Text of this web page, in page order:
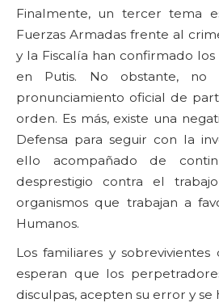
Finalmente, un tercer tema
Fuerzas Armadas frente al
y la Fiscalía han confirmado los
en Putis. No obstante, no
pronunciamiento oficial de
orden. Es más, existe una
Defensa para seguir con la
ello acompañado de
desprestigio contra el
organismos que trabajan a
Humanos.
Los familiares y
esperan que los
disculpas, acepten su error y se